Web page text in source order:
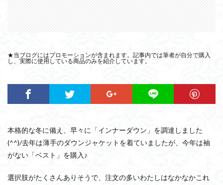
★当ブログにはプロモーションが含まれます。記事内では筆者が自分で購入
し、実際に使用している商品のみを紹介しています。
本格的な冬に備え、早々に「インナーダウン」を調達しました
(^^)/去年は薄手のダウンジャケットを着ていましたが、今年は袖
がない「ベスト」を購入♪
選択肢がたくさんありそうで、注文の多いわたしはなかなかこれ